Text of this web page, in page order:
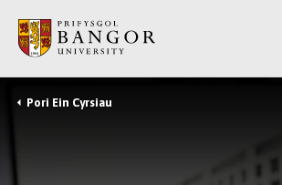
Prif
Gynnwys
Breadcrumb
Pori Ein Cyrsiau